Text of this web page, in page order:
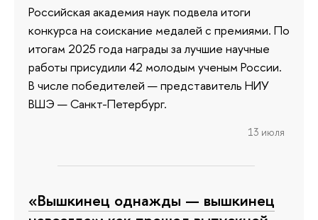
Российская академия наук подвела итоги
конкурса на соискание медалей с премиями. По
итогам 2025 года награды за лучшие научные
работы присудили 42 молодым ученым России.
В числе победителей — представитель НИУ
ВШЭ — Санкт-Петербург.
13 июля
«Вышкинец однажды — вышкинец